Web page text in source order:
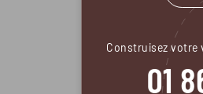
Construisez votre
01